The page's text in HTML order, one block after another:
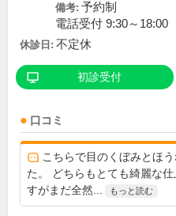
備考: 予約制
電話受付 9:30～18:00
休診日: 不定休
初診受付
口コミ
こちらで目のくぼみとほ
た。 どちらもとても綺麗な
すがまだ全然...
もっと読む